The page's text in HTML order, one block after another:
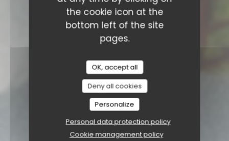
the cookie icon at the
bottom left of the site
pages.
OK, accept all
Deny all cookies
Personalize
Personal data protection policy
Cookie management policy